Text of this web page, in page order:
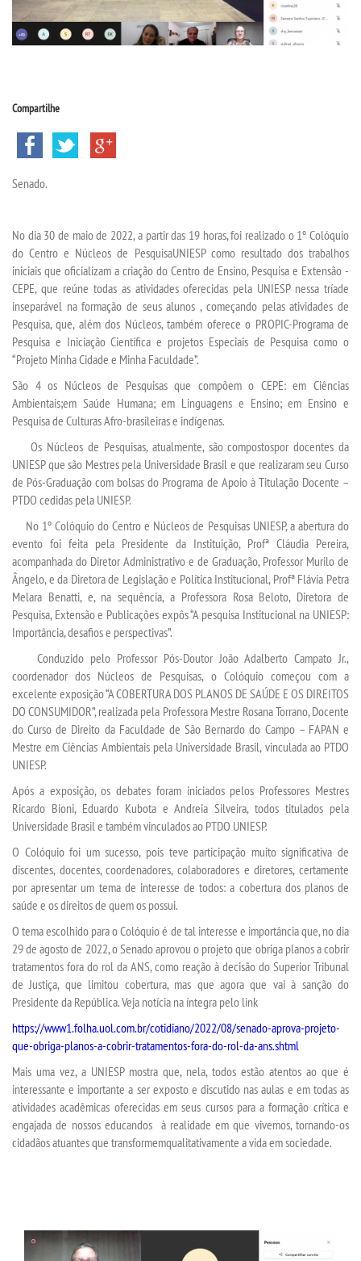
CURSOS
LICENCIATURAS
TECNOLÓGICOS
VESTIBULAR
INSCREVA-SE
TRANSFERÊNCIA
MATRÍCULA
EDITAL
PUBLICAÇÕES
DESTAQUES
UNIESP NEWS
LOGIN
WEBMAIL
PORTAL DE ALUNOS
UNIESP
CONTATO
IMPRENSA
TRABALHE CONOSCO
OUVIDORIA
Compartilhe
Senado.
No dia 30 de maio de 2022, a partir das 19 horas, foi realizado o 1º Colóquio
doCentro e Núcleos de PesquisaUNIESPcomo resultado dos trabalhos
iniciais que oficializam a criação do Centro de Ensino, Pesquisa e Extensão -
CEPE, que reúne todas as atividades oferecidas pela UNIESP nessa tríade
inseparável na formação de seus alunos , começando pelas atividades de
Pesquisa, que, além dos Núcleos, também oferece o PROPIC-Programa de
Pesquisa e Iniciação Científica e projetos Especiais de Pesquisa como o
“Projeto Minha Cidade e Minha Faculdade”.
São 4 os Núcleosde Pesquisasque compõem o CEPE:em Ciências
Ambientais;em Saúde Humana; em Linguagens e Ensino; em Ensino e
Pesquisa de Culturas Afro-brasileiras e indígenas.
Os Núcleos de Pesquisas,atualmente, são compostospor docentes da
UNIESP que são Mestres pela Universidade Brasil eque realizaramseu Curso
de Pós-Graduação com bolsas do Programa de Apoio à Titulação Docente –
PTDO cedidas pela UNIESP.
No 1º Colóquio do Centro e Núcleos de Pesquisas UNIESP, a abertura do
evento foi feita pela Presidente da Instituição, Profª Cláudia Pereira,
acompanhada do Diretor Administrativo e de Graduação, Professor Murilo de
Ângelo, e da Diretora de Legislação e Política Institucional, ProfªFlávia Petra
Melara Benatti, e, na sequência, a Professora Rosa Beloto, Diretora de
Pesquisa, Extensão e Publicações expôs“A pesquisa Institucional na UNIESP:
Importância, desafios e perspectivas”.
Conduzido pelo Professor Pós-Doutor João Adalberto Campato Jr.,
coordenador dos Núcleos de Pesquisas, o Colóquio começou com a
excelente exposição“A COBERTURA DOS PLANOS DE SAÚDE E OS DIREITOS
DO CONSUMIDOR”, realizada pela Professora Mestre Rosana Torrano, Docente
do Curso de Direito da Faculdade de São Bernardo do Campo – FAPAN e
Mestre em Ciências Ambientais pela Universidade Brasil, vinculada ao PTDO
UNIESP.
Após a exposição, os debates foram iniciados pelos Professores Mestres
Ricardo Bioni, Eduardo KubotaeAndreia Silveira, todos titulados pela
Universidade Brasil e tambémvinculados ao PTDO UNIESP.
O Colóquio foi um sucesso, pois teve participação muito significativa de
discentes, docentes, coordenadores, colaboradores e diretores, certamente
por apresentar um tema de interesse de todos: a cobertura dos planos de
saúde e os direitos de quem os possui.
O temaescolhido para o Colóquioé de tal interesse e importância que, no dia
29 de agosto de 2022, o Senado aprovou o projeto que obriga planos a cobrir
tratamentos fora do rol da ANS, como reação à decisão do Superior Tribunal
de Justiça, que limitou cobertura, mas que agora que vai à sançãodo
Presidente da República. Veja notícia na íntegra pelo link
https://www1.folha.uol.com.br/cotidiano/2022/08/senado-aprova-projeto-
que-obriga-planos-a-cobrir-tratamentos-fora-do-rol-da-ans.shtml
Mais uma vez, a UNIESP mostra que, nela, todos estão atentos ao que é
interessante e importante a ser exposto e discutido nas aulas e em todas as
atividades acadêmicas oferecidas em seus cursos para a formação crítica e
engajada de nossos educandos à realidade em que vivemos, tornando-os
cidadãos atuantes que transformemqualitativamente a vida em sociedade.